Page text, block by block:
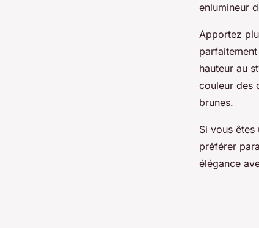
enlumineur
Apportez
hauteur au
couleur des
brunes.
Si vous
préférer
élégance